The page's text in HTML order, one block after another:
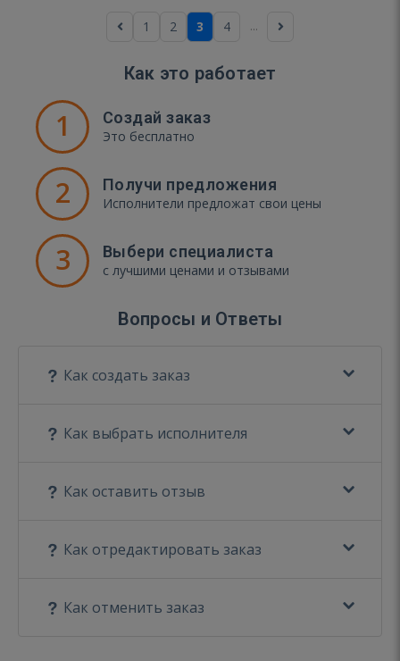
1 2 3 4 ...
Как это работает
1 Создай заказ
Это бесплатно
2 Получи предложения
Исполнители предложат свои цены
3 Выбери специалиста
с лучшими ценами и отзывами
Вопросы и Ответы
Как создать заказ
Как выбрать исполнителя
Как оставить отзыв
Как отредактировать заказ
Как отменить заказ